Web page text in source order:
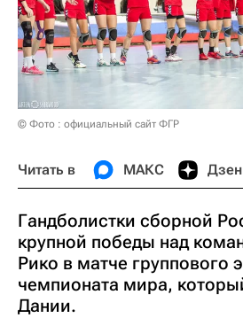
© Фото : официальный сайт ФГР
Читать в МАКС Дзен
Гандболистки сборной
крупной победы над
Рико в матче группового
чемпионата мира,
Дании.